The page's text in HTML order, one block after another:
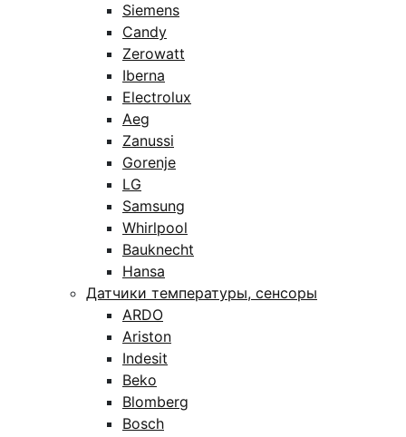
Siemens
Candy
Zerowatt
Iberna
Electrolux
Aeg
Zanussi
Gorenje
LG
Samsung
Whirlpool
Bauknecht
Hansa
Датчики температуры, сенсоры
ARDO
Ariston
Indesit
Beko
Blomberg
Bosch